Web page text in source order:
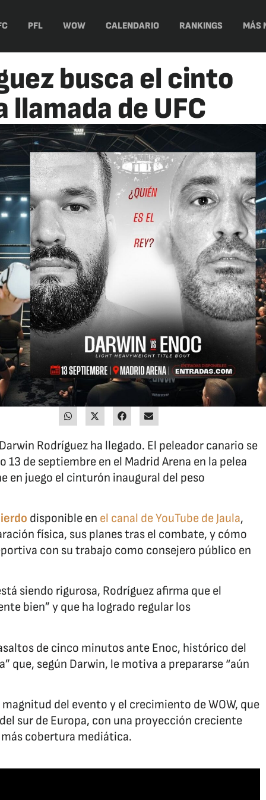
PFL WOW CALENDARIO RANKINGS MÁS
busca el cinto
llamada de UFC
Rodríguez ha llegado. El peleador canario se
13 de septiembre en el Madrid Arena en la pelea
en juego el cinturón inaugural del peso
disponible en el canal de YouTube de Jaula,
física, sus planes tras el combate, y cómo
con su trabajo como consejero público en
siendo rigurosa, Rodríguez afirma que el
bien” y que ha logrado regular los
de cinco minutos ante Enoc, histórico del
que, según Darwin, le motiva a prepararse “aún
del evento y el crecimiento de WOW, que
sur de Europa, con una proyección creciente
cobertura mediática.